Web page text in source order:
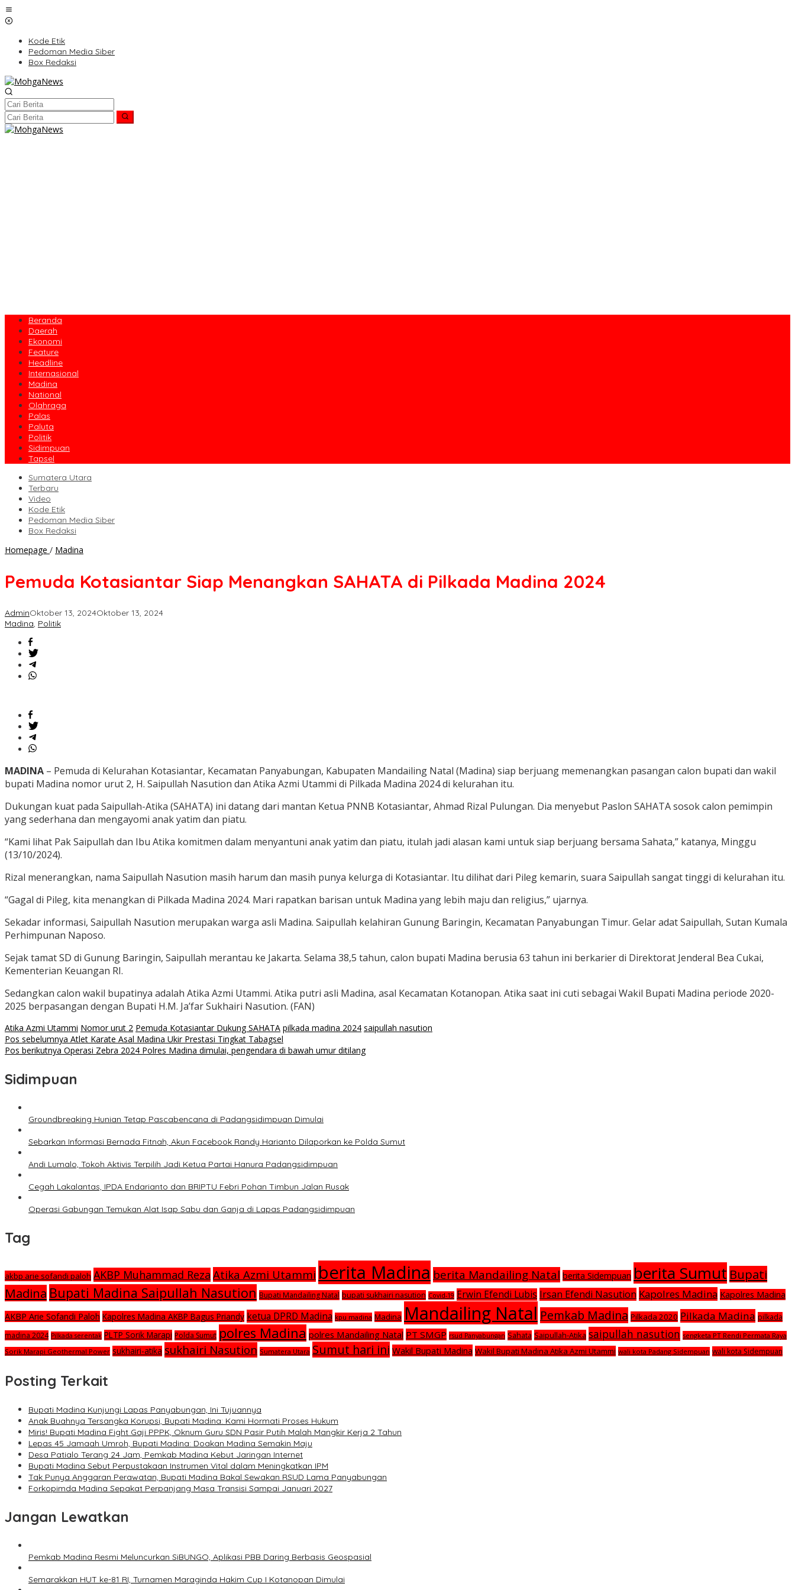
Lewati
ke
Kode Etik
Pedoman Media Siber
Box Redaksi
Beranda
Daerah
Ekonomi
Feature
Headline
Internasional
Madina
National
Olahraga
Palas
Paluta
Politik
Sidimpuan
Tapsel
Sumatera Utara
Terbaru
Video
Kode Etik
Pedoman Media Siber
Box Redaksi
Homepage / Madina
Menangkan
Pilkada
Pemuda Kotasiantar Siap Menangkan SAHATA di Pilkada Madina 2024
AdminOktober 13, 2024Oktober 13, 2024
Madina, Politik
MADINA – Pemuda di Kelurahan Kotasiantar, Kecamatan Panyabungan, Kabupaten Mandailing Natal (Madina) siap berjuang memenangkan pasangan calon bupati dan wakil
bupati Madina nomor urut 2, H. Saipullah Nasution dan Atika Azmi Utammi di Pilkada Madina 2024 di kelurahan itu.
Dukungan kuat pada Saipullah-Atika (SAHATA) ini datang dari mantan Ketua PNNB Kotasiantar, Ahmad Rizal Pulungan. Dia menyebut Paslon SAHATA sosok calon pemimpin
yang sederhana dan mengayomi anak yatim dan piatu.
“Kami lihat Pak Saipullah dan Ibu Atika komitmen dalam menyantuni anak yatim dan piatu, itulah jadi alasan kami untuk siap berjuang bersama Sahata,” katanya, Minggu
(13/10/2024).
Rizal menerangkan, nama Saipullah Nasution masih harum dan masih punya kelurga di Kotasiantar. Itu dilihat dari Pileg kemarin, suara Saipullah sangat tinggi di kelurahan itu.
“Gagal di Pileg, kita menangkan di Pilkada Madina 2024. Mari rapatkan barisan untuk Madina yang lebih maju dan religius,” ujarnya.
Sekadar informasi, Saipullah Nasution merupakan warga asli Madina. Saipullah kelahiran Gunung Baringin, Kecamatan Panyabungan Timur. Gelar adat Saipullah, Sutan Kumala
Perhimpunan Naposo.
Sejak tamat SD di Gunung Baringin, Saipullah merantau ke Jakarta. Selama 38,5 tahun, calon bupati Madina berusia 63 tahun ini berkarier di Direktorat Jenderal Bea Cukai,
Kementerian Keuangan RI.
Sedangkan calon wakil bupatinya adalah Atika Azmi Utammi. Atika putri asli Madina, asal Kecamatan Kotanopan. Atika saat ini cuti sebagai Wakil Bupati Madina periode 2020-
2025 berpasangan dengan Bupati H.M. Ja’far Sukhairi Nasution. (FAN)
Atika Azmi Utammi Nomor urut 2 Pemuda Kotasiantar Dukung SAHATA pilkada madina 2024 saipullah nasution
Navigasi
Pos sebelumnya Atlet Karate Asal Madina Ukir Prestasi Tingkat Tabagsel
Pos berikutnya Operasi Zebra 2024 Polres Madina dimulai, pengendara di bawah umur ditilang
Sidimpuan
Groundbreaking Hunian Tetap Pascabencana di Padangsidimpuan Dimulai
Sebarkan Informasi Bernada Fitnah, Akun Facebook Randy Harianto Dilaporkan ke Polda Sumut
Andi Lumalo, Tokoh Aktivis Terpilih Jadi Ketua Partai Hanura Padangsidimpuan
Cegah Lakalantas, IPDA Endarianto dan BRIPTU Febri Pohan Timbun Jalan Rusak
Operasi Gabungan Temukan Alat Isap Sabu dan Ganja di Lapas Padangsidimpuan
Tag
akbp arie sofandi paloh AKBP Muhammad Reza Atika Azmi Utammi berita Madina berita Mandailing Natal berita Sidempuan berita Sumut Bupati
Madina Bupati Madina Saipullah Nasution Bupati Mandailing Natal bupati sukhairi nasution Covid-19 Erwin Efendi Lubis Irsan Efendi Nasution Kapolres Madina Kapolres Madina
AKBP Arie Sofandi Paloh Kapolres Madina AKBP Bagus Priandy ketua DPRD Madina kpu madina Madina Mandailing Natal Pemkab Madina Pilkada 2020 Pilkada Madina pilkada
madina 2024 Pilkada serentak PLTP Sorik Marapi Polda Sumut polres Madina polres Mandailing Natal PT SMGP rsud Panyabungan Sahata Saipullah-Atika saipullah nasution sengketa PT Rendi Permata Raya
Sorik Marapi Geothermal Power sukhairi-atika sukhairi Nasution Sumatera Utara Sumut hari ini Wakil Bupati Madina Wakil Bupati Madina Atika Azmi Utammi wali kota Padang Sidempuan wali kota Sidempuan
Posting Terkait
Bupati Madina Kunjungi Lapas Panyabungan, Ini Tujuannya
Anak Buahnya Tersangka Korupsi, Bupati Madina: Kami Hormati Proses Hukum
Miris! Bupati Madina Fight Gaji PPPK, Oknum Guru SDN Pasir Putih Malah Mangkir Kerja 2 Tahun
Lepas 45 Jamaah Umroh, Bupati Madina: Doakan Madina Semakin Maju
Desa Patialo Terang 24 Jam, Pemkab Madina Kebut Jaringan Internet
Bupati Madina Sebut Perpustakaan Instrumen Vital dalam Meningkatkan IPM
Tak Punya Anggaran Perawatan, Bupati Madina Bakal Sewakan RSUD Lama Panyabungan
Forkopimda Madina Sepakat Perpanjang Masa Transisi Sampai Januari 2027
Jangan Lewatkan
Pemkab Madina Resmi Meluncurkan SiBUNGO, Aplikasi PBB Daring Berbasis Geospasial
Semarakkan HUT ke-81 RI, Turnamen Maraginda Hakim Cup I Kotanopan Dimulai